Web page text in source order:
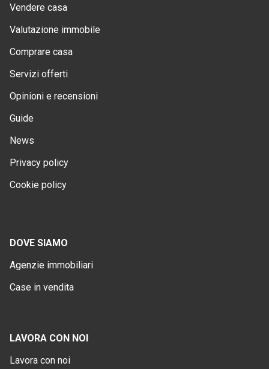
Vendere casa
Valutazione immobile
Comprare casa
Servizi offerti
Opinioni e recensioni
Guide
News
Privacy policy
Cookie policy
DOVE SIAMO
Agenzie immobiliari
Case in vendita
LAVORA CON NOI
Lavora con noi